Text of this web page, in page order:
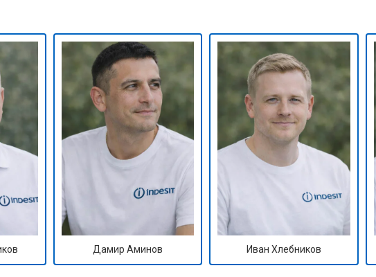
датчика температуры от 50 мин
от 60 мин
от 40 мин
от 60 мин
(замена резинок, креплений, кнопок) от 40 мин
Дамир Аминов Иван Хлебников